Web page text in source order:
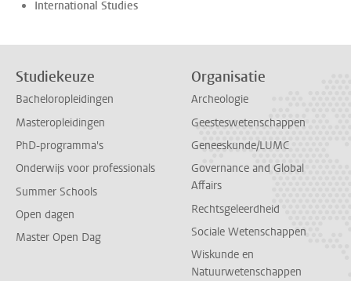
International Studies
Studiekeuze
Bacheloropleidingen
Masteropleidingen
PhD-programma's
Onderwijs voor professionals
Summer Schools
Open dagen
Master Open Dag
Organisatie
Archeologie
Geesteswetenschappen
Geneeskunde/LUMC
Governance and Global
Affairs
Rechtsgeleerdheid
Sociale Wetenschappen
Wiskunde en
Natuurwetenschappen